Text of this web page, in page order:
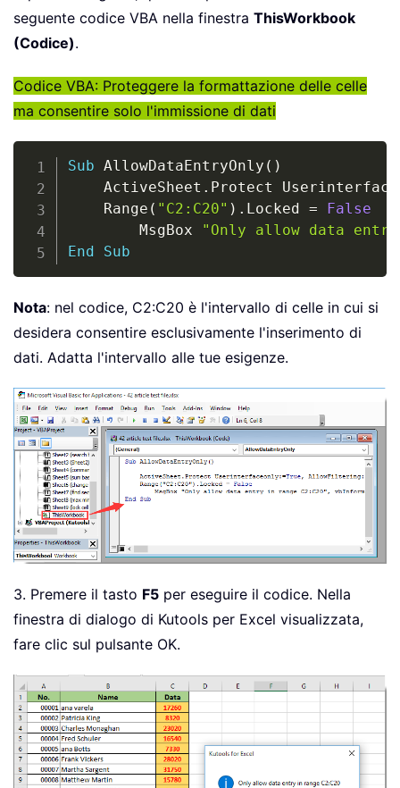
seguente codice VBA nella finestra ThisWorkbook
(Codice).
Codice VBA: Proteggere la formattazione delle celle
ma consentire solo l'immissione di dati
Sub AllowDataEntryOnly ( )
    ActiveSheet
. Protect
    Range
( "C2:C20" ) . Locked =
False
        MsgBox
"Only allow data
End
Sub
Nota: nel codice, C2:C20 è l'intervallo di celle in cui si
desidera consentire esclusivamente l'inserimento di
dati. Adatta l'intervallo alle tue esigenze.
3. Premere il tasto F5 per eseguire il codice. Nella
finestra di dialogo di Kutools per Excel visualizzata,
fare clic sul pulsante OK.